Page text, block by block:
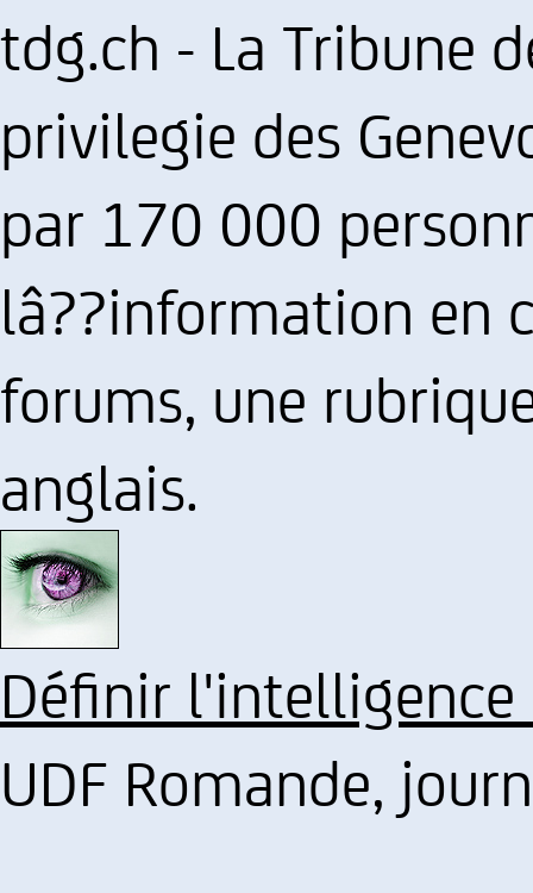
tdg.ch - La Tribune
privilegie des
par 170 000
lâ??information en
forums, une
anglais.
Définir
UDF Romande,